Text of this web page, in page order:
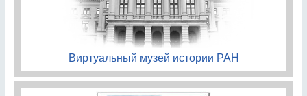
Виртуальный музей истории РАН